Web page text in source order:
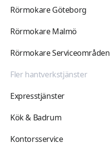
Rörmokare Göteborg
Rörmokare Malmö
Rörmokare Serviceområden
Fler hantverkstjänster
Expresstjänster
Kök & Badrum
Kontorsservice